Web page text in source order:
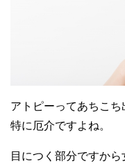
アトピーってあちこ
特に厄介ですよね。
目につく部分ですから